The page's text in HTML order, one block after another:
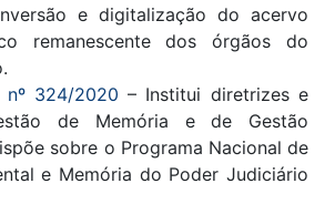
e digitalização do acervo
remanescente dos órgãos do
nº 324/2020 – Institui diretrizes e
de Memória e de Gestão
sobre o Programa Nacional de
e Memória do Poder Judiciário